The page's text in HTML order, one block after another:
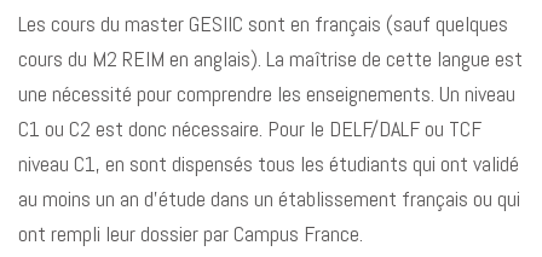
Les cours du master GESIIC sont en français (sauf quelques
cours du M2 REIM en anglais). La maîtrise de cette langue est
une nécessité pour comprendre les enseignements. Un niveau
C1 ou C2 est donc nécessaire. Pour le DELF/DALF ou TCF
niveau C1, en sont dispensés tous les étudiants qui ont validé
au moins un an d’étude dans un établissement français ou qui
ont rempli leur dossier par Campus France.